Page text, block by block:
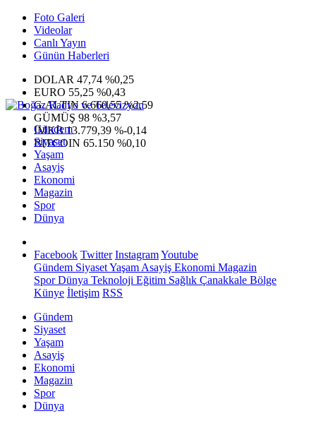
Foto Galeri
Videolar
Canlı Yayın
Günün Haberleri
DOLAR 47,74 %0,25
EURO 55,25 %0,43
G.ALTIN6.660,55 %2,59
GÜMÜŞ 98 %3,57
IMKB13.779,39 %-0,14
BITCOIN 65.150 %0,10
Gündem
Siyaset
Yaşam
Asayiş
Ekonomi
Magazin
Spor
Dünya
Facebook Twitter InstagramYoutube
Gündem SiyasetYaşam Asayiş Ekonomi Magazin
SporDünya Teknoloji Eğitim Sağlık Çanakkale Bölge
Künye İletişim RSS
Gündem
Siyaset
Yaşam
Asayiş
Ekonomi
Magazin
Spor
Dünya